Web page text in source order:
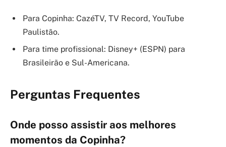
Para Copinha: CazéTV, TV Record, YouTube
Paulistão.
Para time profissional: Disney+ (ESPN) para
Brasileirão e Sul-Americana.
Perguntas Frequentes
Onde posso assistir aos melhores
momentos da Copinha?